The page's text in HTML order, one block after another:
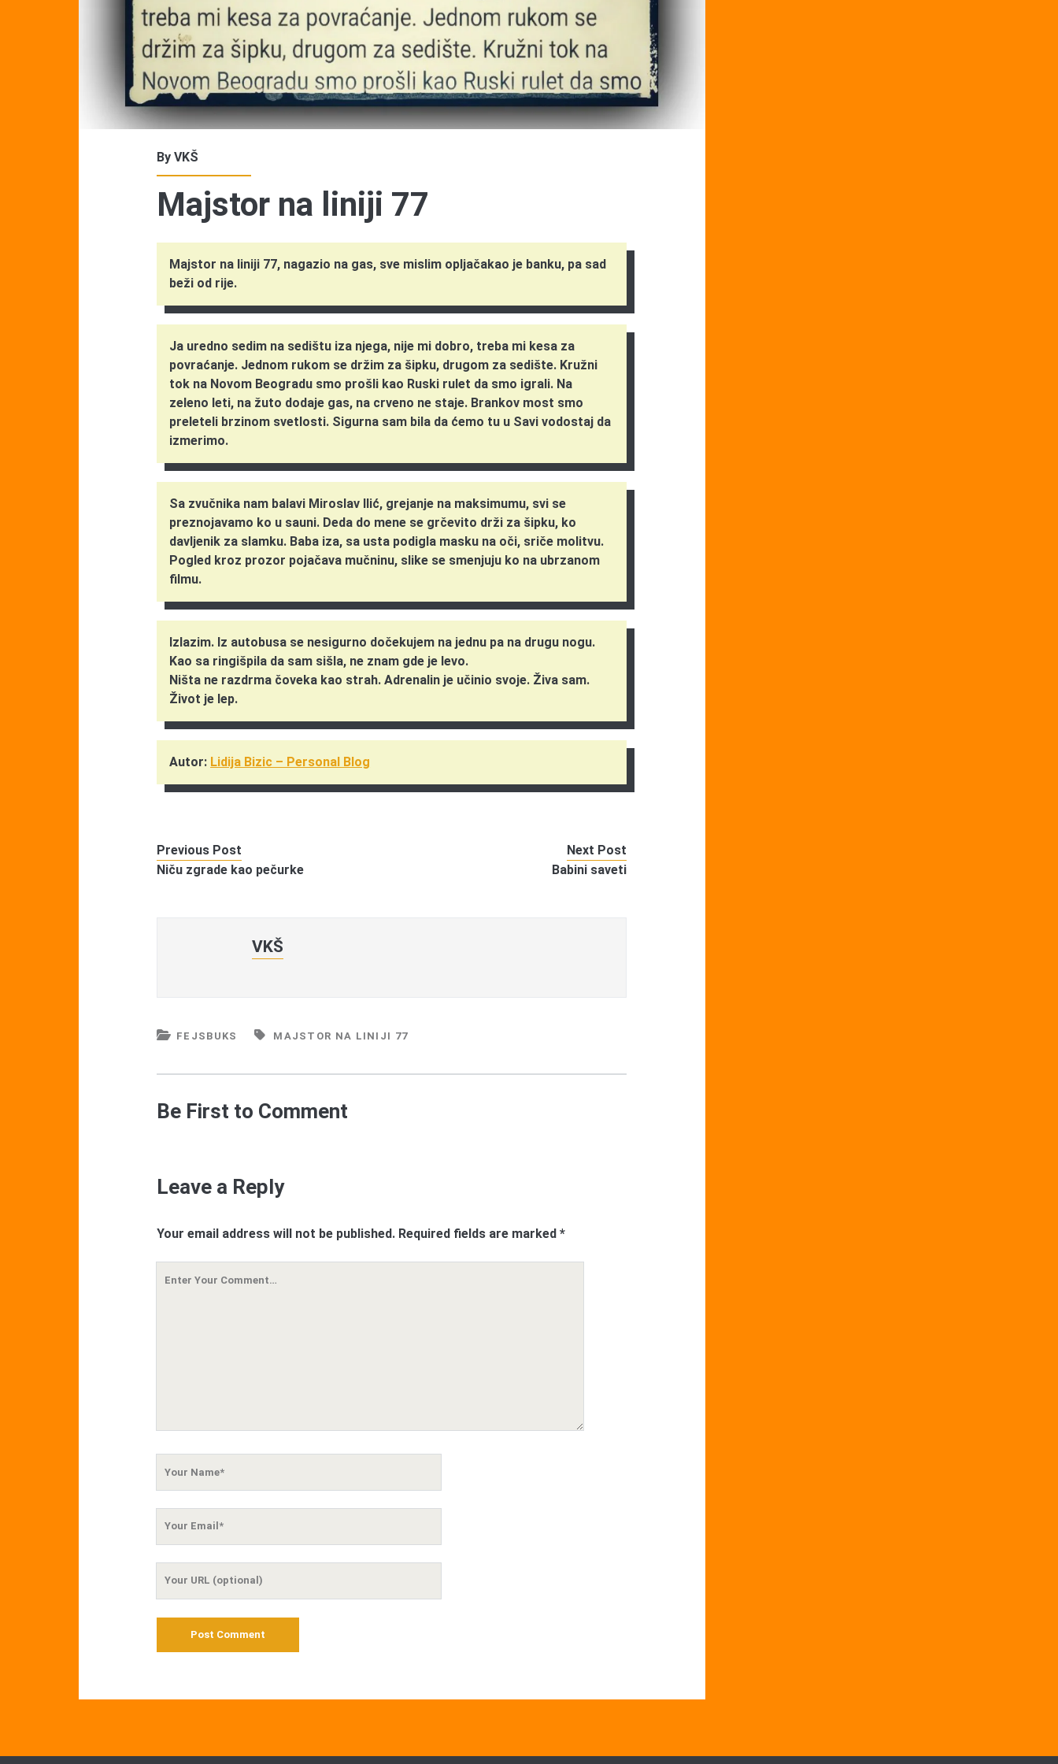
ByVKŠ
Majstor na liniji 77
Majstor na liniji 77, nagazio na gas, sve mislim opljačakao je banku, pa sad
beži od rije.
Ja uredno sedim na sedištu iza njega, nije mi dobro, treba mi kesa za
povraćanje. Jednom rukom se držim za šipku, drugom za sedište. Kružni
tok na Novom Beogradu smo prošli kao Ruski rulet da smo igrali. Na
zeleno leti, na žuto dodaje gas, na crveno ne staje. Brankov most smo
preleteli brzinom svetlosti. Sigurna sam bila da ćemo tu u Savi vodostaj da
izmerimo.
Sa zvučnika nam balavi Miroslav Ilić, grejanje na maksimumu, svi se
preznojavamo ko u sauni. Deda do mene se grčevito drži za šipku, ko
davljenik za slamku. Baba iza, sa usta podigla masku na oči, sriče molitvu.
Pogled kroz prozor pojačava mučninu, slike se smenjuju ko na ubrzanom
filmu.
Izlazim. Iz autobusa se nesigurno dočekujem na jednu pa na drugu nogu.
Kao sa ringišpila da sam sišla, ne znam gde je levo.
Ništa ne razdrma čoveka kao strah. Adrenalin je učinio svoje. Živa sam.
Život je lep.
Autor: Lidija Bizic – Personal Blog
Previous Post
Niču zgrade kao pečurke
Next Post
Babini saveti
VKŠ
FEJSBUKS MAJSTOR NA LINIJI 77
Be First to Comment
Leave a Reply
Your email address will not be published. Required fields are marked*